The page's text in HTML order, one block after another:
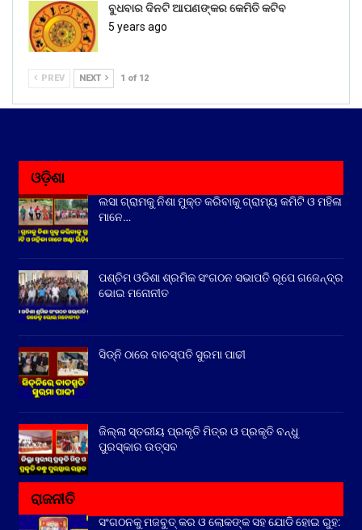
ବୁଧବାର ଦିନଟି ଆପଣଙ୍କର କେମିତି କଟିବ
5 years ago
PREV NEXT 1 of 12
ଓଡ଼ିଶା
ଲସା ଗ୍ରାମକୁ ନିଶା ମୁକ୍ତ କରିବାକୁ ଗ୍ରାମ୍ୟ କମିଟି ଓ ମହିଳା
ମାନେ…
ପଶ୍ଚିମ ଓଡିଶା ଶ୍ରମିକ ସଂଗଠନ ସଭାପତି ରୂପେ ଗଜେନ୍ଦ୍ର
ଭୋଇ ମନୋନୀତ
ସିଡ୍‌ନି ଠାରେ ବାଚସ୍ପତି ସୁରମା ପାଢୀ
ଜିଲ୍ଲା ସ୍ତରୀୟ ପ୍ରକୃତି ମିତ୍ର ଓ ପ୍ରକୃତି ବନ୍ଧୁ
ପୁରସ୍କାର ଉତ୍ସବ
ରାଜନୀତି
ସଂଗଠନକୁ ମଜବୁତ୍ କର ଓ ଲୋକଙ୍କ ସହ ଯୋଡି ହୋଇ ରୁହ: